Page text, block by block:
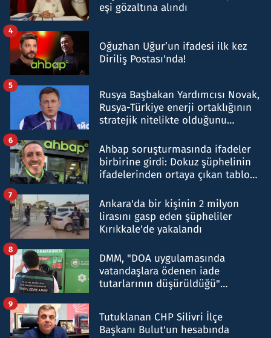
eşi gözaltına alındı
Oğuzhan Uğur’un ifadesi ilk kez
Diriliş Postası'nda!
4
Rusya Başbakan Yardımcısı Novak,
Rusya-Türkiye enerji ortaklığının
stratejik nitelikte olduğunu
5
Ahbap soruşturmasında ifadeler
birbirine girdi: Dokuz şüphelinin
ifadelerinden ortaya çıkan tablo
6
Ankara'da bir kişinin 2 milyon
lirasını gasp eden şüpheliler
Kırıkkale'de yakalandı
7
DMM, "DOA uygulamasında
vatandaşlara ödenen iade
tutarlarının düşürüldüğü"
8
Tutuklanan CHP Silivri İlçe
Başkanı Bulut'un hesabında
9